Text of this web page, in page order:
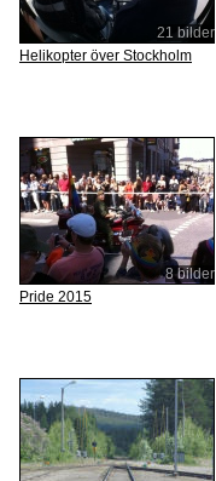
Helikopter över Stockholm
21 bilder
Pride 2015
8 bilder